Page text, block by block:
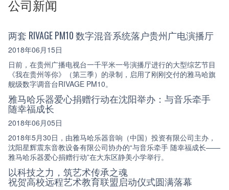
公司新闻
两套 RIVAGE PM10 数字混音系统落户贵州广电演播厅
2018年06月15日
日前，在贵州广播电视台一千平米一号演播厅进行的大型综艺节目
《我在贵州等你》（第三季）的录制，启用了刚刚交付的雅马哈旗
舰级数字调音台RIVAGE PM10。
雅马哈乐器爱心捐赠行动在沈阳举办：与音乐牵手
随幸福成长
2018年06月05日
2018年5月30日，由雅马哈乐器音响（中国）投资有限公司主办，
沈阳星辉震东音教设备有限公司协办的“与音乐牵手 随幸福成长——
雅马哈乐器爱心捐赠行动”在大东区静美小学举行。
以科技之力，筑艺术传承之魂
祝贺高校远程艺术教育联盟启动仪式圆满落幕